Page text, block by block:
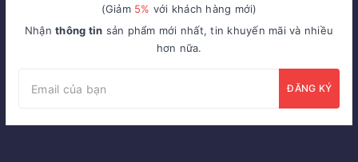
(Giảm 5% với khách hàng mới)
Nhậnthông tin sản phẩm mới nhất, tin khuyến mãi và nhiều
hơn nữa.
ĐĂNG KÝ